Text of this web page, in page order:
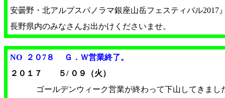
安曇野・北アルプスパノラマ銀座山岳フェスティバル2017
長野県内のみなさんお出かけくださいませ。
NO ２０7８ Ｇ．Ｗ営業終了。
２０１７ ５/ ０９（火）
ゴールデンウィーク営業が終わって下山してきまし